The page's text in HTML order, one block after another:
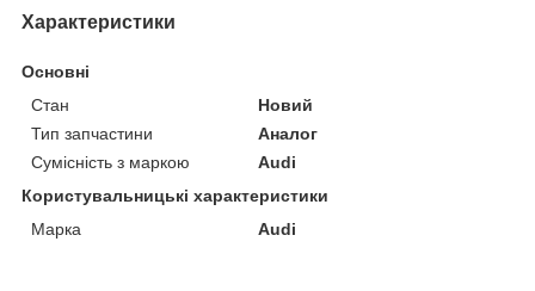
Характеристики
Основні
Стан
Новий
Тип запчастини
Аналог
Сумісність з маркою
Audi
Користувальницькі характеристики
Марка
Audi